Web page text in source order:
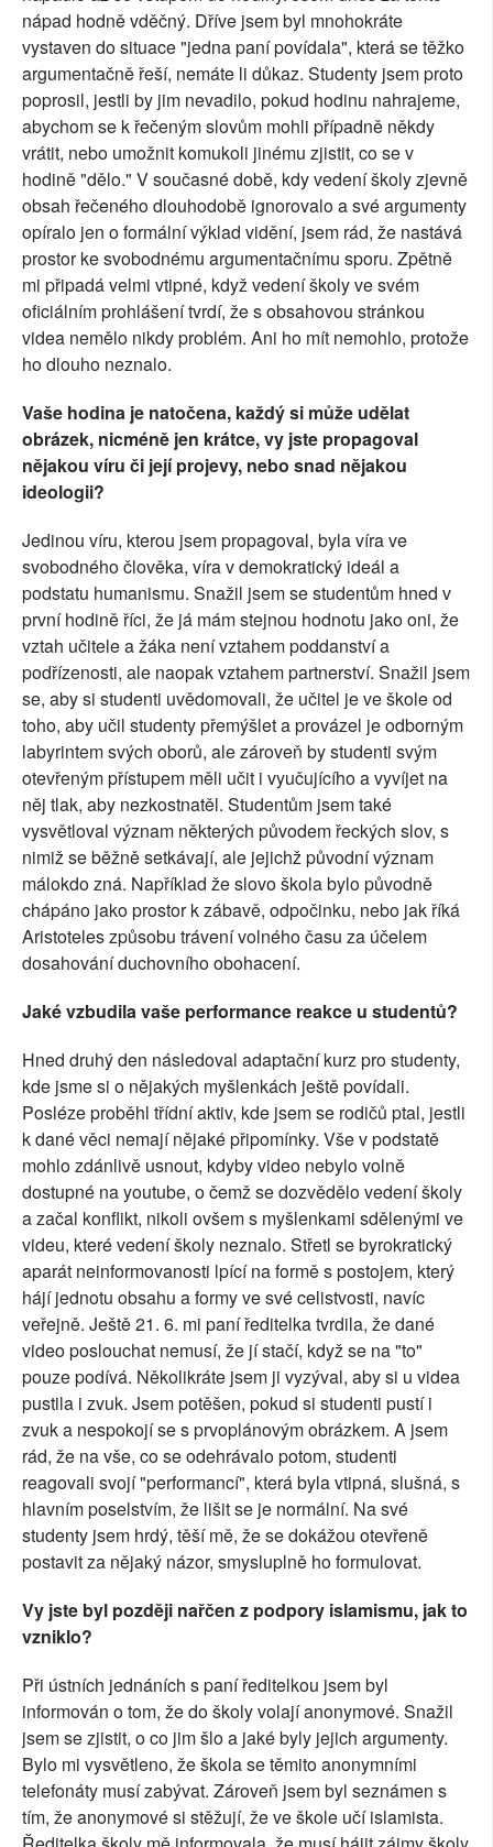
nápad hodně vděčný. Dříve jsem byl mnohokráte
vystaven do situace "jedna paní povídala", která se těžko
argumentačně řeší, nemáte li důkaz. Studenty jsem proto
poprosil, jestli by jim nevadilo, pokud hodinu nahrajeme,
abychom se k řečeným slovům mohli případně někdy
vrátit, nebo umožnit komukoli jinému zjistit, co se v
hodině "dělo." V současné době, kdy vedení školy zjevně
obsah řečeného dlouhodobě ignorovalo a své argumenty
opíralo jen o formální výklad vidění, jsem rád, že nastává
prostor ke svobodnému argumentačnímu sporu. Zpětně
mi připadá velmi vtipné, když vedení školy ve svém
oficiálním prohlášení tvrdí, že s obsahovou stránkou
videa nemělo nikdy problém. Ani ho mít nemohlo, protože
ho dlouho neznalo.
Vaše hodina je natočena, každý si může udělat
obrázek, nicméně jen krátce, vy jste propagoval
nějakou víru či její projevy, nebo snad nějakou
ideologii?
Jedinou víru, kterou jsem propagoval, byla víra ve
svobodného člověka, víra v demokratický ideál a
podstatu humanismu. Snažil jsem se studentům hned v
první hodině říci, že já mám stejnou hodnotu jako oni, že
vztah učitele a žáka není vztahem poddanství a
podřízenosti, ale naopak vztahem partnerství. Snažil jsem
se, aby si studenti uvědomovali, že učitel je ve škole od
toho, aby učil studenty přemýšlet a provázel je odborným
labyrintem svých oborů, ale zároveň by studenti svým
otevřeným přístupem měli učit i vyučujícího a vyvíjet na
něj tlak, aby nezkostnatěl. Studentům jsem také
vysvětloval význam některých původem řeckých slov, s
nimiž se běžně setkávají, ale jejichž původní význam
málokdo zná. Například že slovo škola bylo původně
chápáno jako prostor k zábavě, odpočinku, nebo jak říká
Aristoteles způsobu trávení volného času za účelem
dosahování duchovního obohacení.
Jaké vzbudila vaše performance reakce u studentů?
Hned druhý den následoval adaptační kurz pro studenty,
kde jsme si o nějakých myšlenkách ještě povídali.
Posléze proběhl třídní aktiv, kde jsem se rodičů ptal, jestli
k dané věci nemají nějaké připomínky. Vše v podstatě
mohlo zdánlivě usnout, kdyby video nebylo volně
dostupné na youtube, o čemž se dozvědělo vedení školy
a začal konflikt, nikoli ovšem s myšlenkami sdělenými ve
videu, které vedení školy neznalo. Střetl se byrokratický
aparát neinformovanosti lpící na formě s postojem, který
hájí jednotu obsahu a formy ve své celistvosti, navíc
veřejně. Ještě 21. 6. mi paní ředitelka tvrdila, že dané
video poslouchat nemusí, že jí stačí, když se na "to"
pouze podívá. Několikráte jsem ji vyzýval, aby si u videa
pustila i zvuk. Jsem potěšen, pokud si studenti pustí i
zvuk a nespokojí se s prvoplánovým obrázkem. A jsem
rád, že na vše, co se odehrávalo potom, studenti
reagovali svojí "performancí", která byla vtipná, slušná, s
hlavním poselstvím, že lišit se je normální. Na své
studenty jsem hrdý, těší mě, že se dokážou otevřeně
postavit za nějaký názor, smysluplně ho formulovat.
Vy jste byl později nařčen z podpory islamismu, jak to
vzniklo?
Při ústních jednáních s paní ředitelkou jsem byl
informován o tom, že do školy volají anonymové. Snažil
jsem se zjistit, o co jim šlo a jaké byly jejich argumenty.
Bylo mi vysvětleno, že škola se těmito anonymními
telefonáty musí zabývat. Zároveň jsem byl seznámen s
tím, že anonymové si stěžují, že ve škole učí islamista.